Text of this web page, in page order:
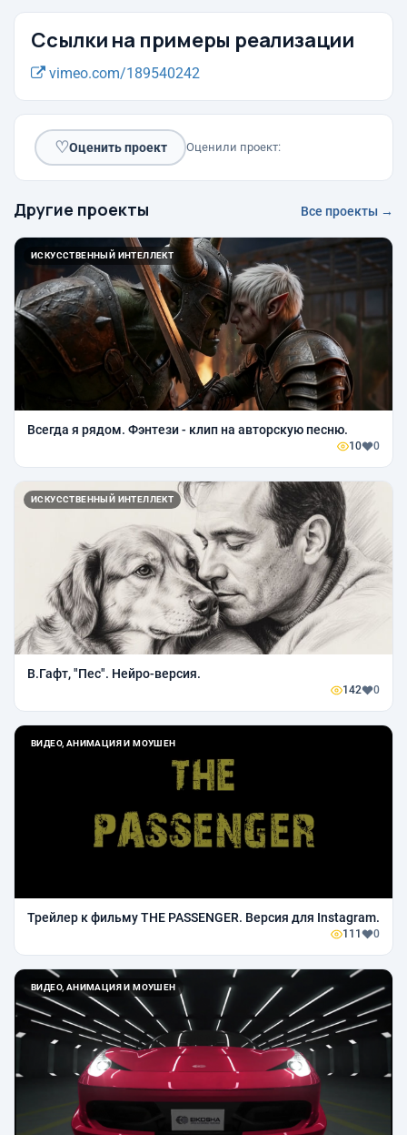
Ссылки на примеры реализации
vimeo.com/189540242
♡Оценить проект Оценили проект:
Другие проекты Все проекты →
ИСКУССТВЕННЫЙ ИНТЕЛЛЕКТ
Всегда я рядом. Фэнтези - клип на авторскую песню.
10 0
ИСКУССТВЕННЫЙ ИНТЕЛЛЕКТ
В.Гафт, "Пес". Нейро-версия.
142 0
ВИДЕО, АНИМАЦИЯ И МОУШЕН
Трейлер к фильму THE PASSENGER. Версия для Instagram.
111 0
ВИДЕО, АНИМАЦИЯ И МОУШЕН